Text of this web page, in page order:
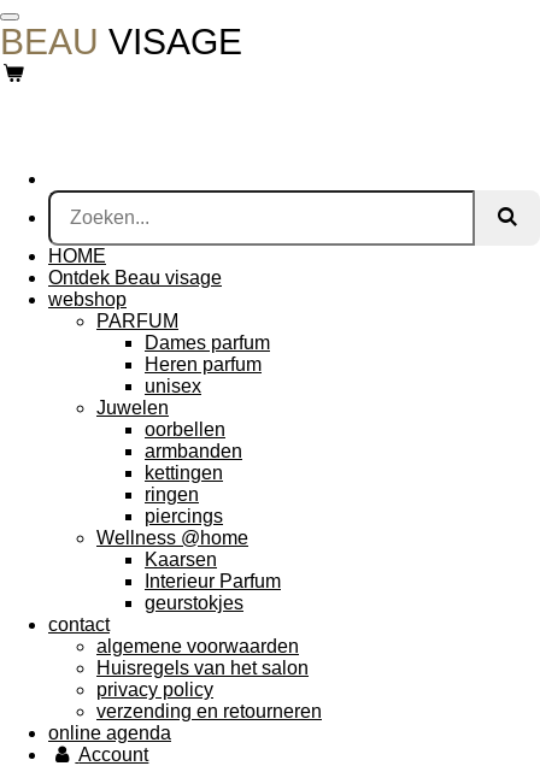
Ga
direct
naar
de
BEAU VISAGE
HOME
Ontdek Beau visage
webshop
PARFUM
Dames parfum
Heren parfum
unisex
Juwelen
oorbellen
armbanden
kettingen
ringen
piercings
Wellness @home
Kaarsen
Interieur Parfum
geurstokjes
contact
algemene voorwaarden
Huisregels van het salon
privacy policy
verzending en retourneren
online agenda
Account